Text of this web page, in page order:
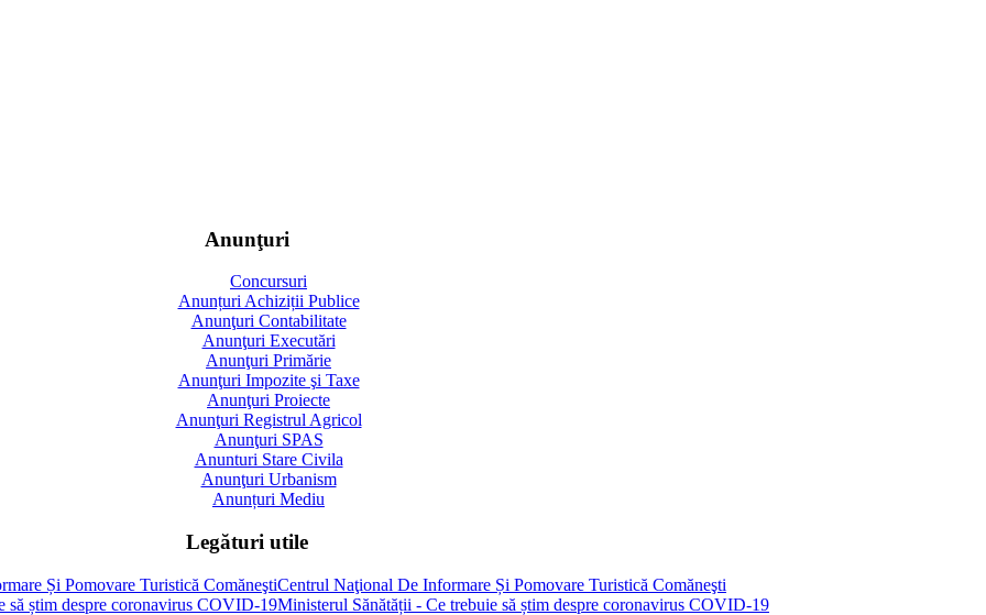
Anunţuri
Concursuri
Anunțuri Achiziții Publice
Anunţuri Contabilitate
Anunţuri Executări
Anunţuri Primărie
Anunţuri Impozite şi Taxe
Anunţuri Proiecte
Anunţuri Registrul Agricol
Anunţuri SPAS
Anunturi Stare Civila
Anunţuri Urbanism
Anunțuri Mediu
Legături utile
Centrul Naţional De Informare Și Pomovare Turistică Comăneşti
Ministerul Sănătății - Ce trebuie să știm despre coronavirus COVID-19